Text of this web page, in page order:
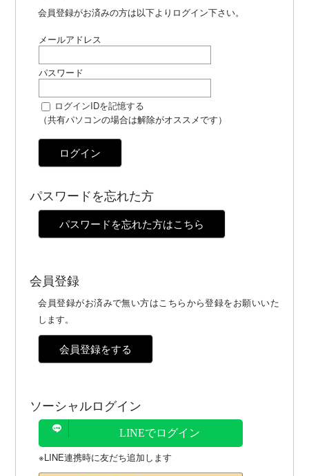
会員登録がお済みの方は以下よりログイン下さい。
メールアドレス
パスワード
ログインIDを記憶する
（共有パソコンの場合は解除がオススメです）
ログイン
パスワードを忘れた方
パスワードを忘れた方はこちら
会員登録
会員登録がお済みで無い方はこちらから登録をお願いいた
します。
会員登録をする
ソーシャルログイン
LINEでログイン
※LINE連携時に友だち追加します